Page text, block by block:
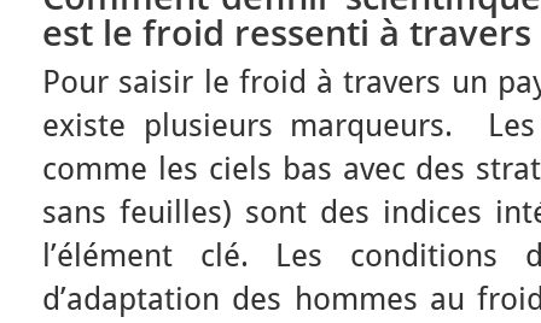
est le froid ressenti à travers
Pour saisir le froid à travers un
existe plusieurs marqueurs.
comme les ciels bas avec des
sans feuilles) sont des indices
l’élément clé. Les
d’adaptation des hommes au